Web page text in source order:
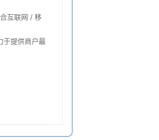
互联网 / 移
于提供商户最